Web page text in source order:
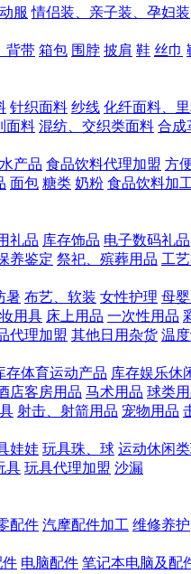
服 情侣装、亲子装、孕妇装
背带 箱包 围脖 披肩 鞋 丝巾
针织面料 纱线 化纤面料、
面料 混纺、交织类面料 合成
产品 食品饮料代理加盟 方
面包 糖类 奶粉 食品饮料加
礼品 库存饰品 电子数码礼品
养鉴定 祭祀、殡葬用品 工
暑 布艺、软装 女性护理 母
用具 床上用品 一次性用品
代理加盟 其他日用杂货 温
存体育运动产品 库存娱乐休
店客房用品 马术用品 球类
射击、射箭用品 宠物用品
娃娃 玩具珠、球 运动休闲
具 玩具代理加盟 沙漏
配件 汽摩配件加工 维修养护
件 电脑配件 笔记本电脑及配